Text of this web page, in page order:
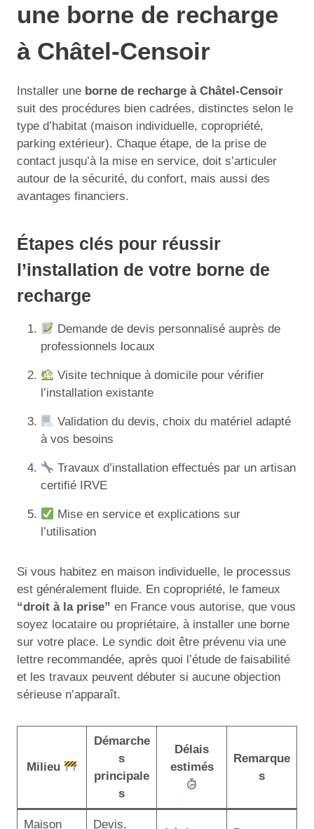
une borne de recharge
à Châtel-Censoir
Installer une borne de recharge à Châtel-Censoir
suit des procédures bien cadrées, distinctes selon le
type d’habitat (maison individuelle, copropriété,
parking extérieur). Chaque étape, de la prise de
contact jusqu’à la mise en service, doit s’articuler
autour de la sécurité, du confort, mais aussi des
avantages financiers.
Étapes clés pour réussir
l’installation de votre borne de
recharge
Demande de devis personnalisé auprès de
professionnels locaux
Visite technique à domicile pour vérifier
l’installation existante
Validation du devis, choix du matériel adapté
à vos besoins
Travaux d’installation effectués par un artisan
certifié IRVE
Mise en service et explications sur
l’utilisation
Si vous habitez en maison individuelle, le processus
est généralement fluide. En copropriété, le fameux
“droit à la prise” en France vous autorise, que vous
soyez locataire ou propriétaire, à installer une borne
sur votre place. Le syndic doit être prévenu via une
lettre recommandée, après quoi l’étude de faisabilité
et les travaux peuvent débuter si aucune objection
sérieuse n’apparaît.
Milieu
Démarche
s
principale
s
Délais
estimés
Remarque
s
Maison Devis,